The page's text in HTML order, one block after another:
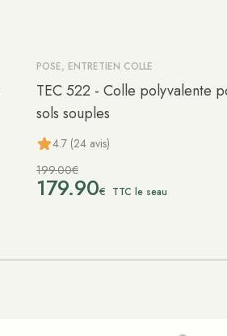
-10%
POSE, ENTRETIEN COLLE
TEC 522 - Colle polyvalente
sols souples
4.7 (24 avis)
199.00€
179.90€ TTC le seau